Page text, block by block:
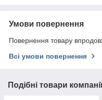
Умови повернення
Повернення товару
Всі умови повернення
Подібні товари